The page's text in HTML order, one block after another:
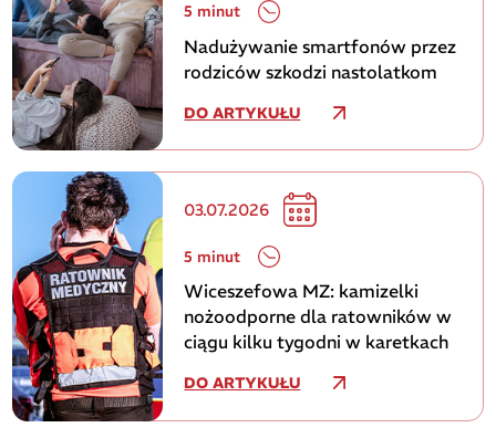
5 minut
Nadużywanie smartfonów przez
rodziców szkodzi nastolatkom
DO ARTYKUŁU
03.07.2026
5 minut
Wiceszefowa MZ: kamizelki
nożoodporne dla ratowników w
ciągu kilku tygodni w karetkach
DO ARTYKUŁU